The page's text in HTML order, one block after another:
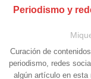
Periodismo y
Curación de
periodismo, redes
algún artículo en esta